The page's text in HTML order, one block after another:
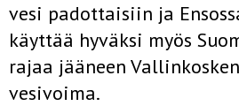
vesi padottai­siin ja
käyttää hyväksi myös
rajaa jääneen
vesivoima.